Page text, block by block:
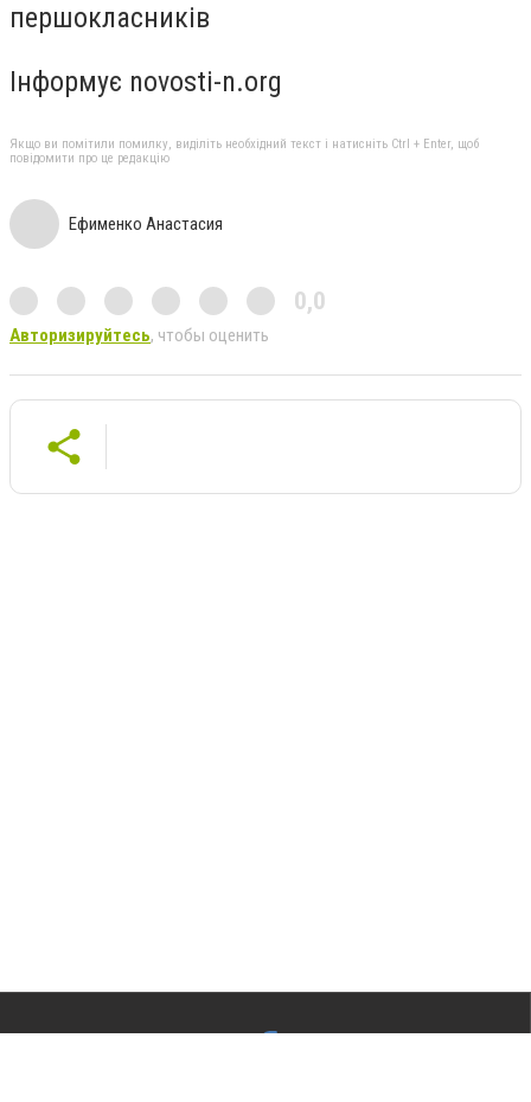
першокласників
Інформує novosti-n.org
Якщо ви помітили помилку, виділіть необхідний текст і натисніть Ctrl + Enter, щоб
повідомити про це редакцію
Ефименко Анастасия
0,0
Авторизируйтесь, чтобы оценить